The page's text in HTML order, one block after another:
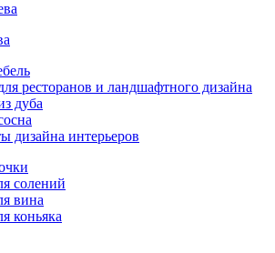
ресторанов и ландшафтного дизайна
дуба
дизайна интерьеров
солений
вина
коньяка